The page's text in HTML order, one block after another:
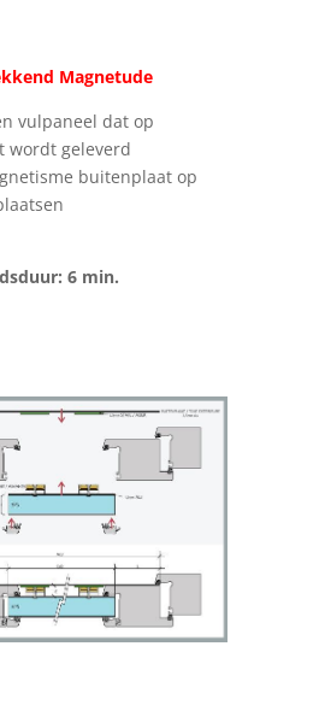
Magnetude
vulpaneel dat op
wordt geleverd
buitenplaat op
6 min.